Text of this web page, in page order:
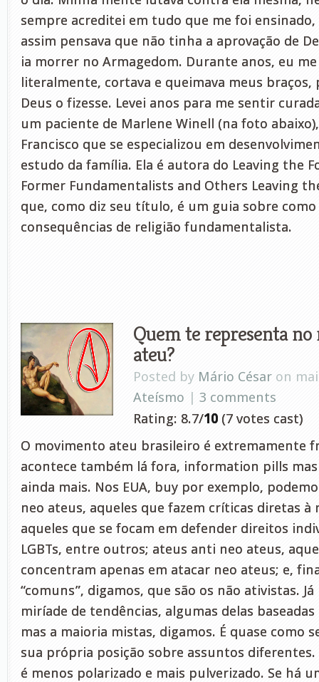
sempre acreditei em tudo que me foi
assim pensava que não tinha a aprovação de
ia morrer no Armagedom. Durante anos, eu
literalmente, cortava e queimava meus
Deus o fizesse. Levei anos para me sentir
um paciente de Marlene Winell (na foto
Francisco que se especializou em
estudo da família. Ela é autora do Leaving the
Former Fundamentalists and Others Leaving
que, como diz seu título, é um guia sobre
consequências de religião fundamentalista.
Quem te representa
ateu?
Posted by Mário César on
Ateísmo | 3 comments
Rating: 8.7/10 (7 votes cast)
O movimento ateu brasileiro é extremamente
acontece também lá fora, information pills
ainda mais. Nos EUA, buy por exemplo,
neo ateus, aqueles que fazem críticas diretas à
aqueles que se focam em defender direitos
LGBTs, entre outros; ateus anti neo ateus,
concentram apenas em atacar neo ateus; e,
“comuns”, digamos, que são os não ativistas.
miríade de tendências, algumas delas
mas a maioria mistas, digamos. É quase como
sua própria posição sobre assuntos diferentes.
é menos polarizado e mais pulverizado. Se há